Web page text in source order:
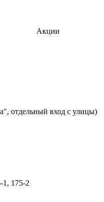
Акции
отдельный вход с улицы)
1, 175-2